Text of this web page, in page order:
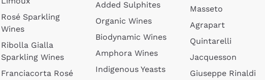
Rosé Sparkling
Wines
Ribolla Gialla
Sparkling Wines
Franciacorta Rosé
Added Sulphites
Organic Wines
Biodynamic Wines
Amphora Wines
Indigenous Yeasts
Masseto
Agrapart
Quintarelli
Jacquesson
Giuseppe Rinaldi